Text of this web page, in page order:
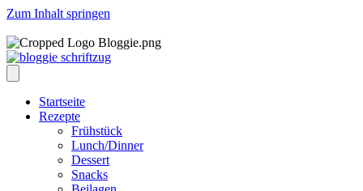
Zum Inhalt springen
Startseite
Rezepte
Frühstück
Lunch/Dinner
Dessert
Snacks